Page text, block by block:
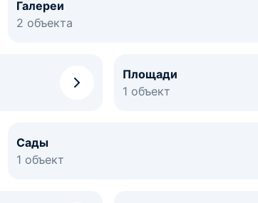
Галереи
2 объекта
Площади
1 объект
Сады
1 объект